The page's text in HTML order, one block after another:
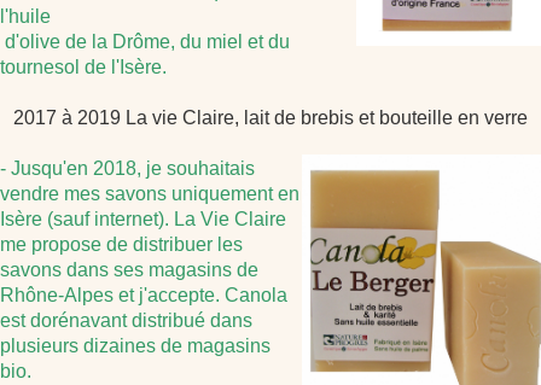
l'huile
d'olive de la Drôme, du miel et du
tournesol de l'Isère.
2017 à 2019 La vie Claire, lait de brebis et bouteille en verre
- Jusqu'en 2018, je souhaitais
vendre mes savons uniquement en
Isère (sauf internet). La Vie Claire
me propose de distribuer les
savons dans ses magasins de
Rhône-Alpes et j'accepte. Canola
est dorénavant distribué dans
plusieurs dizaines de magasins
bio.